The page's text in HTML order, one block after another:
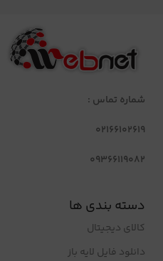
شماره تماس :
02166102619
09366119082
دسته بندی ها
کالای دیجیتال
دانلود فایل لایه باز